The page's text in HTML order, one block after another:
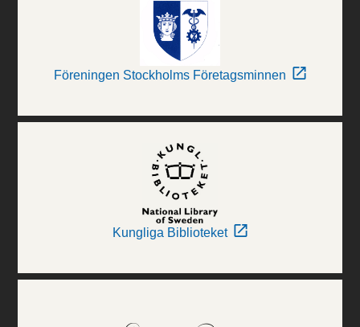
Föreningen Stockholms Företagsminnen
Kungliga Biblioteket